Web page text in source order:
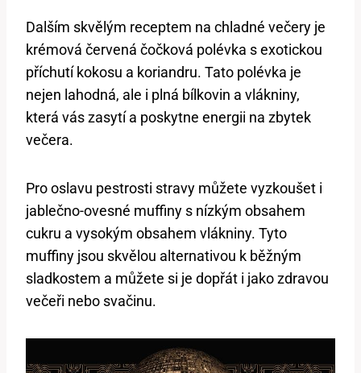
Dalším skvělým receptem na chladné večery je
krémová červená čočková polévka s exotickou
příchutí kokosu a koriandru. Tato polévka je
nejen lahodná, ale i plná bílkovin a vlákniny,
která vás zasytí a poskytne energii na zbytek
večera.
Pro oslavu pestrosti stravy můžete vyzkoušet i
jablečno-ovesné muffiny s nízkým obsahem
cukru a vysokým obsahem vlákniny. Tyto
muffiny jsou skvělou alternativou k běžným
sladkostem a můžete si je dopřát i jako zdravou
večeři nebo svačinu.